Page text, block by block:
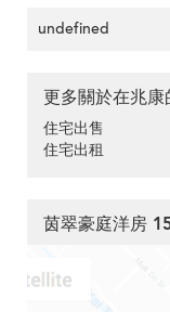
undefined
更多關於在兆
住宅出售
住宅出租
茵翠豪庭洋房